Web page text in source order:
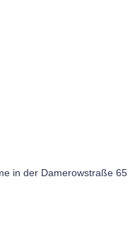
in der Damerowstraße 65